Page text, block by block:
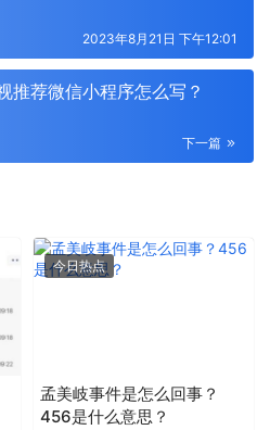
2023年8月21日 下午12:01
推荐微信小程序怎么写？
下一篇
今日热点
孟美岐事件是怎么回事？
456是什么意思？